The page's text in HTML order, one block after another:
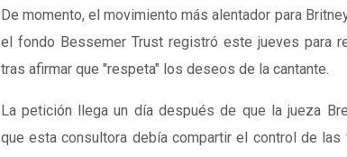
De momento, el movimiento más alentador para
el fondo Bessemer Trust registró este jueves para
tras afirmar que "respeta" los deseos de la cantante.
La petición llega un día después de que la jueza
que esta consultora debía compartir el control de las